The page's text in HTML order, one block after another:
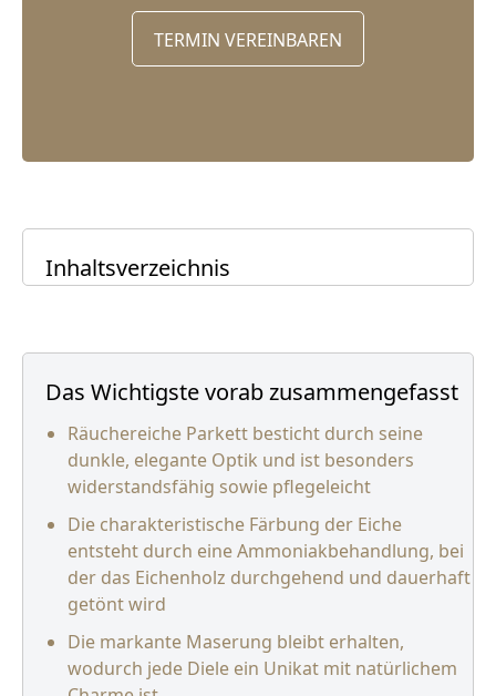
TERMIN VEREINBAREN
Inhaltsverzeichnis
Das Wichtigste vorab zusammengefasst
Räuchereiche Parkett besticht durch seine
dunkle, elegante Optik und ist besonders
widerstandsfähig sowie pflegeleicht
Die charakteristische Färbung der Eiche
entsteht durch eine Ammoniakbehandlung, bei
der das Eichenholz durchgehend und dauerhaft
getönt wird
Die markante Maserung bleibt erhalten,
wodurch jede Diele ein Unikat mit natürlichem